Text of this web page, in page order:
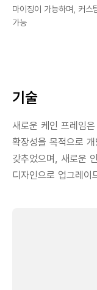
마이징이 가능하며, 커스
가능
기술
새로운 케인 프레임
확장성을 목적으로
갖추었으며, 새로운
디자인으로 업그레이